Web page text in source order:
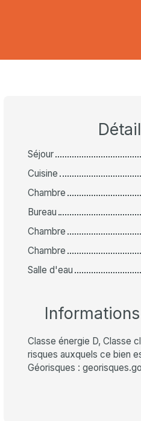
Séjour
Cuisine
Chambre
Bureau
Chambre
Chambre
Salle d'eau
Informations
Classe énergie D, Classe
risques auxquels ce bien
Géorisques :